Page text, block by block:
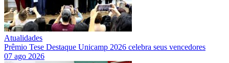
Atualidades
Prêmio Tese Destaque Unicamp 2026 celebra seus vencedores
07 ago 2026